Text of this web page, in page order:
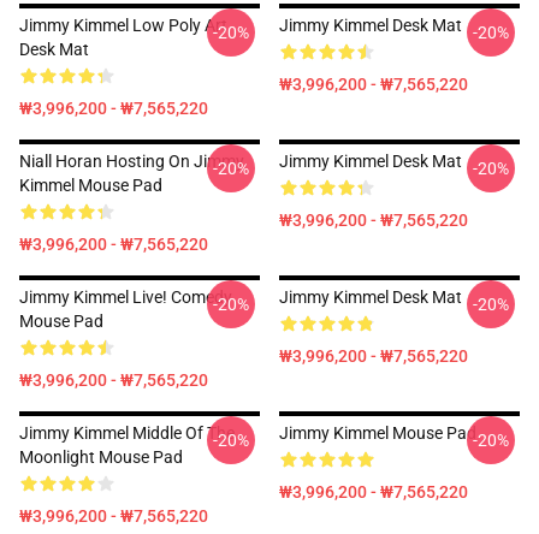
Jimmy Kimmel Low Poly Art
Desk Mat
₩3,996,200 - ₩7,565,220
-20% Jimmy Kimmel Desk Mat
₩3,996,200 - ₩7,565,220
-20%
Niall Horan Hosting On Jimmy
Kimmel Mouse Pad
₩3,996,200 - ₩7,565,220
-20% Jimmy Kimmel Desk Mat
₩3,996,200 - ₩7,565,220
-20%
Jimmy Kimmel Live! Comedy
Mouse Pad
₩3,996,200 - ₩7,565,220
-20% Jimmy Kimmel Desk Mat
₩3,996,200 - ₩7,565,220
-20%
Jimmy Kimmel Middle Of The
Moonlight Mouse Pad
₩3,996,200 - ₩7,565,220
-20% Jimmy Kimmel Mouse Pad
₩3,996,200 - ₩7,565,220
-20%